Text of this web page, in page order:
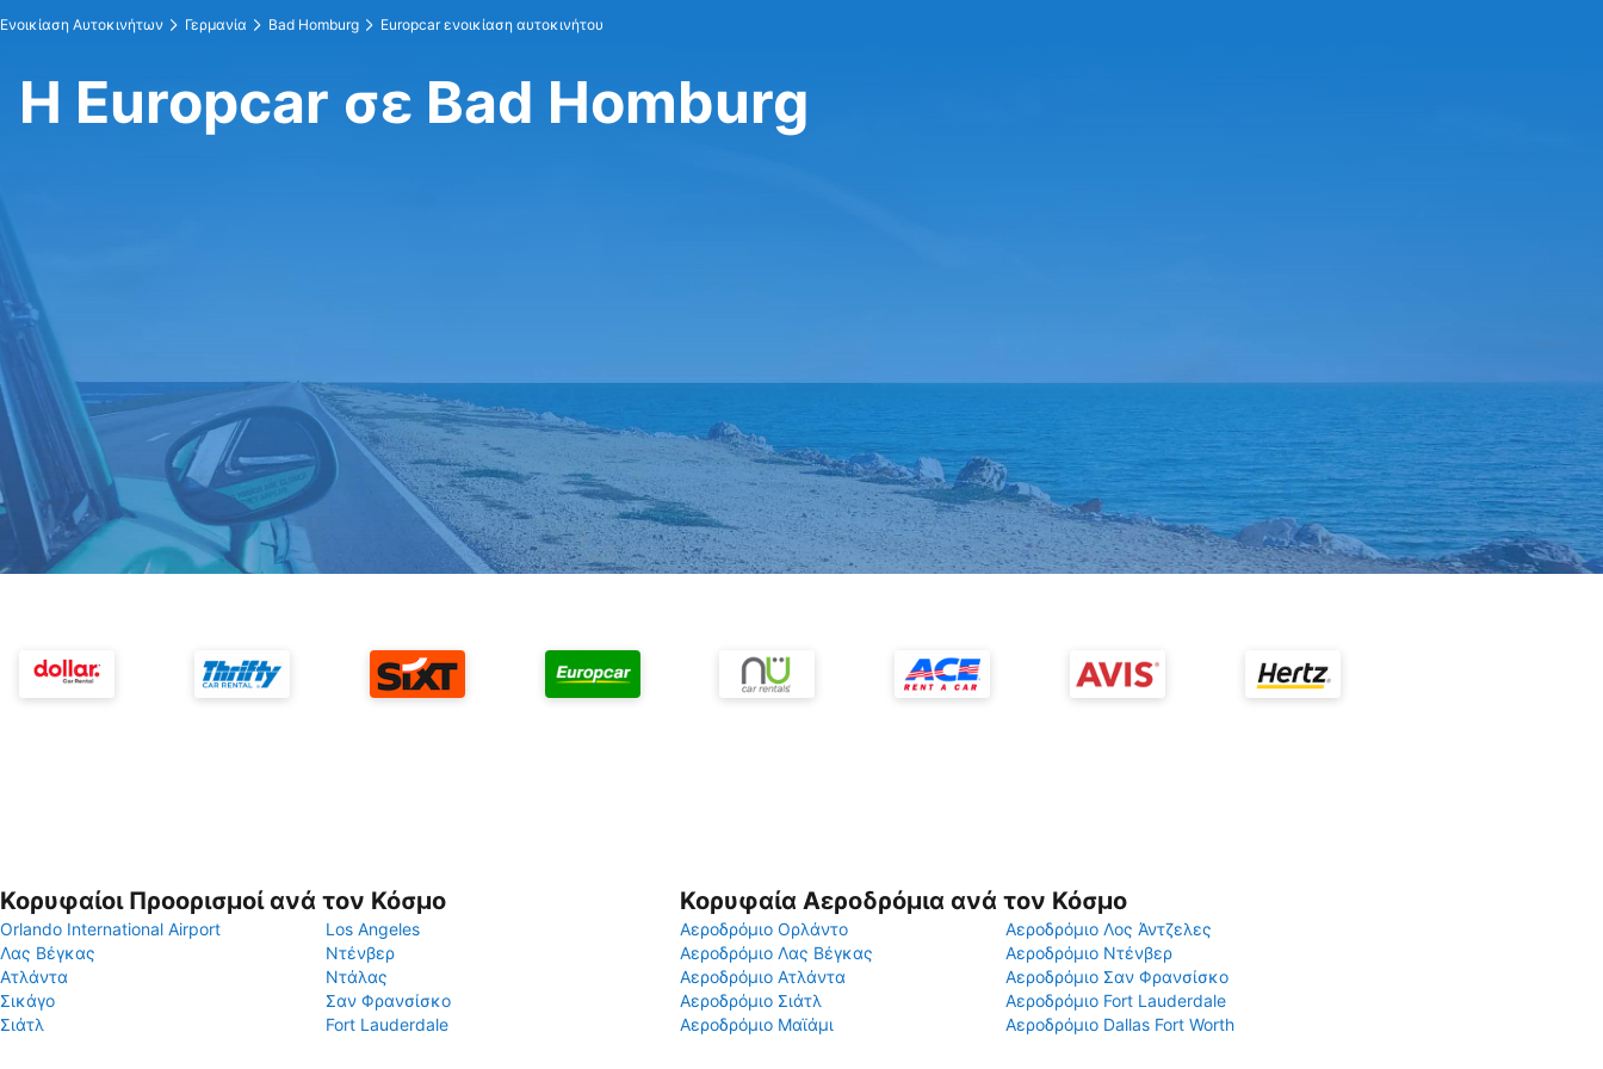
Ενοικίαση Αυτοκινήτων Γερμανία Bad Homburg Europcar ενοικίαση αυτοκινήτου
Η Europcar σε Bad Homburg
Κορυφαίοι Προορισμοί ανά τον Κόσμο
Orlando International Airport
Los Angeles
Λας Βέγκας
Ντένβερ
Ατλάντα
Ντάλας
Σικάγο
Σαν Φρανσίσκο
Σιάτλ
Fort Lauderdale
Κορυφαία Αεροδρόμια ανά τον Κόσμο
Αεροδρόμιο Ορλάντο
Αεροδρόμιο Λος Άντζελες
Αεροδρόμιο Λας Βέγκας
Αεροδρόμιο Ντένβερ
Αεροδρόμιο Ατλάντα
Αεροδρόμιο Σαν Φρανσίσκο
Αεροδρόμιο Σιάτλ
Αεροδρόμιο Fort Lauderdale
Αεροδρόμιο Μαϊάμι
Αεροδρόμιο Dallas Fort Worth